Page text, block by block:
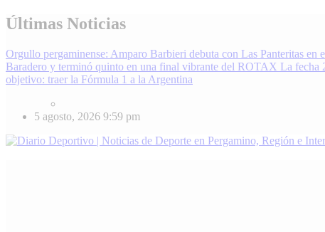
Skip
to
Últimas Noticias
Orgullo pergaminense: Amparo Barbieri debuta con Las Panteritas en
Baradero y terminó quinto en una final vibrante del ROTAX La fecha
objetivo: traer la Fórmula 1 a la Argentina
5 agosto, 2026 9:59 pm